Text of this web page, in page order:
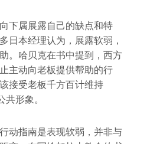
下属展露自己的缺点和特
日本经理认为，展露软弱，
。哈贝克在书中提到，西方
主动向老板提供帮助的行
接受老板千方百计维持
共形象。
动指南是表现软弱，并非与